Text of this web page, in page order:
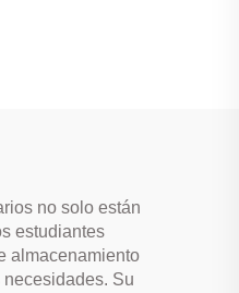
no solo están
estudiantes
almacenamiento
Su